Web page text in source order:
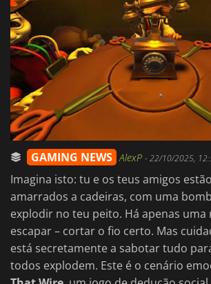
ENTRAR OU REGISTAR
GAMING NEWS AlexP -22/10/2025,
Imagina isto: tu e os teus amigos
amarrados a cadeiras, com uma
explodir no teu peito. Há apenas uma
escapar – cortar o fio certo. Mas
está secretamente a sabotar tudo
todos explodem. Este é o cenário